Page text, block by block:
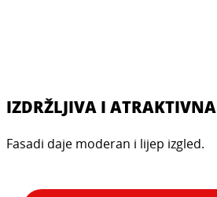
IZDRŽLJIVA I ATRAKTIVNA
Fasadi daje moderan i lijep izgled.